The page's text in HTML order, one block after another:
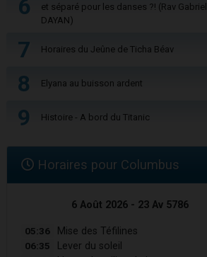
6
et séparé pour les danses ?! (Rav Gabriel
DAYAN)
7 Horaires du Jeûne de Ticha Béav
8 Elyana au buisson ardent
9 Histoire - A bord du Titanic
Horaires pour Columbus
6 Août 2026 - 23 Av 5786
05:36 Mise des Téfilines
06:35 Lever du soleil